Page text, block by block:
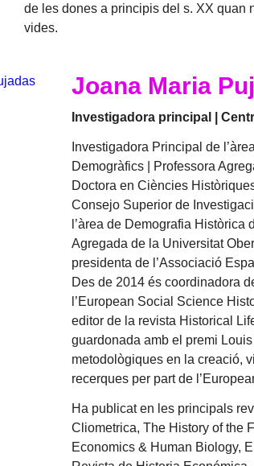
de les dones a principis del s. XX quan
vides.
Joana Maria
Investigadora principal |
Investigadora Principal de
Demogràfics | Professora
Doctora en Ciències
Consejo Superior de
l’àrea de Demografia Històrica
Agregada de la Universitat
presidenta de l’Associació
Des de 2014 és coordinadora
l’European Social Science
editor de la revista Historical
guardonada amb el premi
metodològiques en la creació,
recerques per part de
Ha publicat en les principals
Cliometrica, The History of the
Economics & Human Biology,